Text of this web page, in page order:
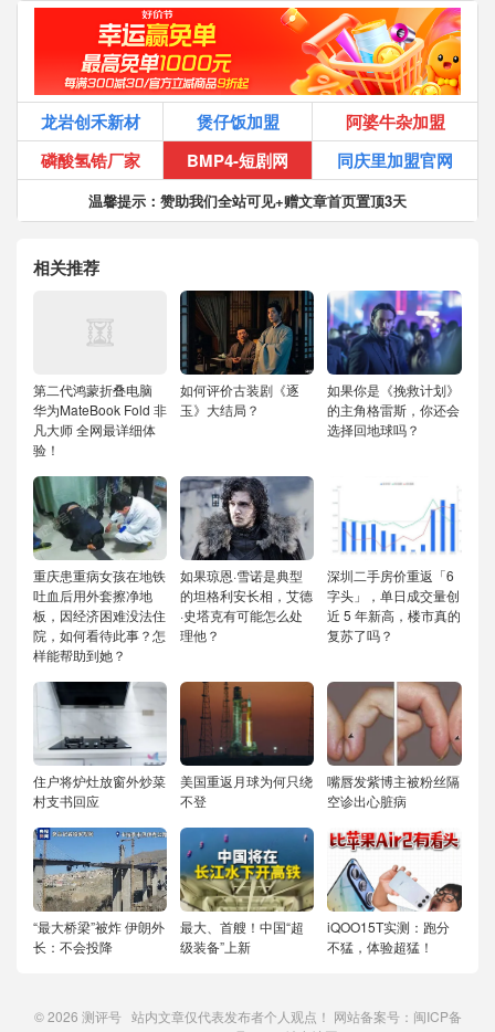
龙岩创禾新材 煲仔饭加盟
阿婆牛杂加盟
磷酸氢锆厂家
BMP4-短剧网 同庆里加盟官网
温馨提示：赞助我们全站可见+赠文章首页置顶3天
相关推荐
第二代鸿蒙折叠电脑
华为MateBook Fold 非
凡大师 全网最详细体
验！
如何评价古装剧《逐
玉》大结局？
如果你是《挽救计划》
的主角格雷斯，你还会
选择回地球吗？
重庆患重病女孩在地铁
吐血后用外套擦净地
板，因经济困难没法住
院，如何看待此事？怎
样能帮助到她？
如果琼恩·雪诺是典型
的坦格利安长相，艾德
·史塔克有可能怎么处
理他？
深圳二手房价重返「6
字头」，单日成交量创
近 5 年新高，楼市真的
复苏了吗？
住户将炉灶放窗外炒菜
村支书回应
美国重返月球为何只绕
不登
嘴唇发紫博主被粉丝隔
空诊出心脏病
“最大桥梁”被炸 伊朗外
长：不会投降
最大、首艘！中国“超
级装备”上新
iQOO15T实测：跑分
不猛，体验超猛！
© 2026 测评号站内文章仅代表发布者个人观点！ 网站备案号： 闽ICP备